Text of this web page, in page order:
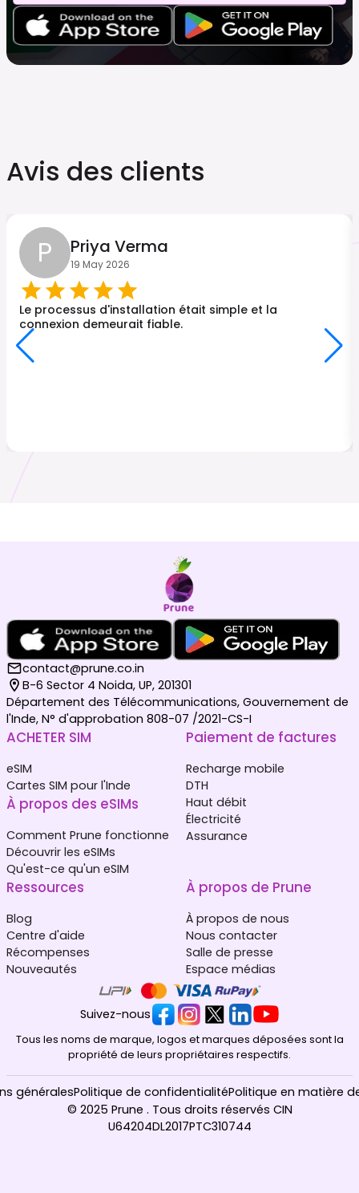
Avis des clients
P Priya Verma
19 May 2026
Le processus d'installation était simple et la
connexion demeurait fiable.
contact@prune.co.in
B-6 Sector 4 Noida, UP, 201301
Département des Télécommunications, Gouvernement de
l'Inde, N° d'approbation 808-07 /2021-CS-I
ACHETER SIM
eSIM
Cartes SIM pour l'Inde
À propos des eSIMs
Comment Prune fonctionne
Découvrir les eSIMs
Qu'est-ce qu'un eSIM
Paiement de factures
Recharge mobile
DTH
Haut débit
Électricité
Assurance
Ressources
Blog
Centre d'aide
Récompenses
Nouveautés
À propos de Prune
À propos de nous
Nous contacter
Salle de presse
Espace médias
Suivez-nous
Tous les noms de marque, logos et marques déposées sont la
propriété de leurs propriétaires respectifs.
© 2025 Prune . Tous droits réservés CIN
U64204DL2017PTC310744
généralesPolitique de confidentialitéPolitique en matière